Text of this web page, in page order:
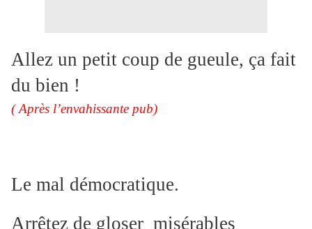
Allez un petit coup de gueule, ça fait
du bien !
( Après l’envahissante pub)
Le mal démocratique.
Arrêtez de gloser misérables